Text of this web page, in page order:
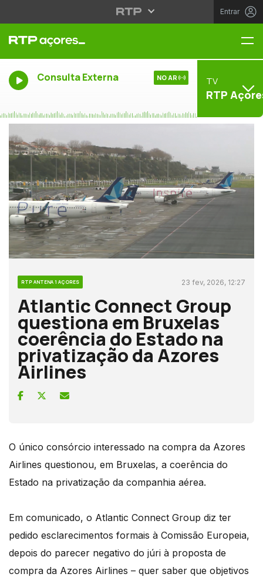
Entrar
Consulta Externa NO AR TV
RTP
RTP ANTENA 1 AÇORES 23 fev, 2026, 12:27
Atlantic Connect Group
questiona em Bruxelas
coerência do Estado na
privatização da Azores
Airlines
O único consórcio interessado na compra da Azores
Airlines questionou, em Bruxelas, a coerência do
Estado na privatização da companhia aérea.
Em comunicado, o Atlantic Connect Group diz ter
pedido esclarecimentos formais à Comissão Europeia,
depois do parecer negativo do júri à proposta de
compra da Azores Airlines – quer saber que objetivos